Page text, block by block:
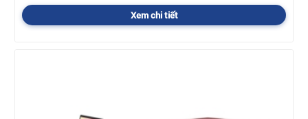
Xem chi tiết